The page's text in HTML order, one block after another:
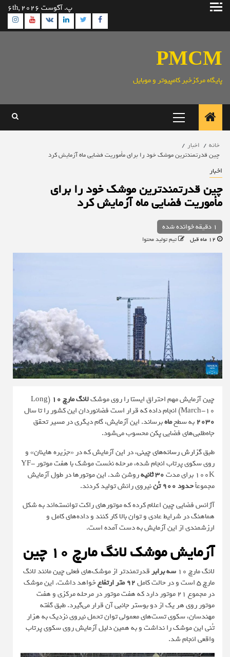
پرش
پ. آگوست 6th, 2026
Facebook
Twitter
Linkedin
VK
PMCM
پایگاه مرکزخبر کامپیوتر و موبایل
اصلی
خانه
اخبار
چین قدرتمندترین موشک خود را برای مأموریت فضایی ماه آزمایش کرد
اخبار
چین قدرتمندترین موشک خود را برای
مأموریت فضایی ماه آزمایش کرد
1 دقیقه خوانده شده
تیم تولید محتوا
چین آزمایش مهم احتراق ایستا را روی موشکلانگ مارچ 10
(Long
March-10) انجام داده که قرار است فضانوردان این کشور را تا سال
2030 به سطحماهبرساند. این آزمایش، گام دیگری در مسیر تحقق
جاه‌طلبی‌های فضایی پکن محسوب می‌شود.
طبقگزارش رسانه‌های چینی، در این آزمایش که در «جزیره هاینان» و
روی سکوی پرتاب انجام شده، مرحله نخست موشک با هفت موتور YF-
100K برای مدت
30 ثانیه
روشن شد. این موتور‌ها در طول آزمایش
مجموعاًحدود 900 تُن
نیروی رانش تولید کردند.
آژانس فضایی چین اعلام کرده که موتورهای راکت توانسته‌اند به شکل
هماهنگ در شرایط عادی و توان بالا کار کنند و داده‌های کامل و
ارزشمندی از این آزمایش به دست آمده است.
آزمایش موشک لانگ مارچ 10 چین
لانگ مارچ 10 سه برابرقدرتمندتر از موشک‌های فعلی چین مانند لانگ
مارچ 5 است و در حالت کامل
92 متر ارتفاع
خواهد داشت. این موشک
در مجموع 21 موتور دارد که هفت موتور در مرحله مرکزی و هفت
موتور روی هر یک از دو بوستر جانبی آن قرار می‌گیرد. طبق گفته
مهندسان، سکوی تست‌های معمولی توان تحمل نیروی نزدیک به هزار
تُنی این موشک را نداشت و به همین دلیل آزمایش روی سکوی پرتاب
واقعی انجام شد.